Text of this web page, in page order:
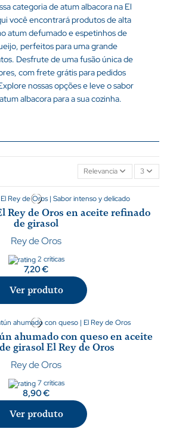
categoria de atum albacora na El
você encontrará produtos de alta
atum defumado e espetinhos de
perfeitos para uma grande
Desfrute de uma fusão única de
com frete grátis para pedidos
nossas opções e leve o sabor
albacora para a sua cozinha.
Relevancia 3
Rey de Oros en aceite refinado
de girasol
Rey de Oros
2 críticas
7,20 €
Ver produto
ahumado con queso en aceite
girasol El Rey de Oros
Rey de Oros
7 críticas
8,90 €
Ver produto